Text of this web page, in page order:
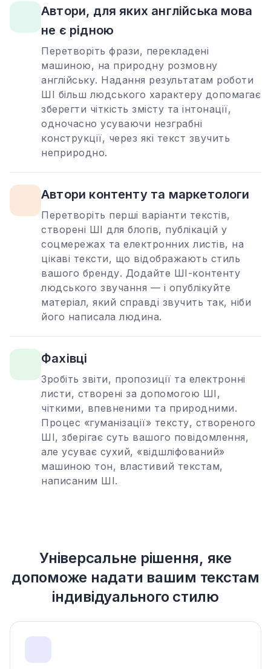
Автори, для яких англійська мова
не є рідною
Перетворіть фрази, перекладені
машиною, на природну розмовну
англійську. Надання результатам роботи
ШІ більш людського характеру допомагає
зберегти чіткість змісту та інтонації,
одночасно усуваючи незграбні
конструкції, через які текст звучить
неприродно.
Автори контенту та маркетологи
Перетворіть перші варіанти текстів,
створені ШІ для блогів, публікацій у
соцмережах та електронних листів, на
цікаві тексти, що відображають стиль
вашого бренду. Додайте ШІ-контенту
людського звучання — і опублікуйте
матеріал, який справді звучить так, ніби
його написала людина.
Фахівці
Зробіть звіти, пропозиції та електронні
листи, створені за допомогою ШІ,
чіткими, впевненими та природними.
Процес «гуманізації» тексту, створеного
ШІ, зберігає суть вашого повідомлення,
але усуває сухий, «відшліфований»
машиною тон, властивий текстам,
написаним ШІ.
Універсальне рішення, яке
допоможе надати вашим текстам
індивідуального стилю